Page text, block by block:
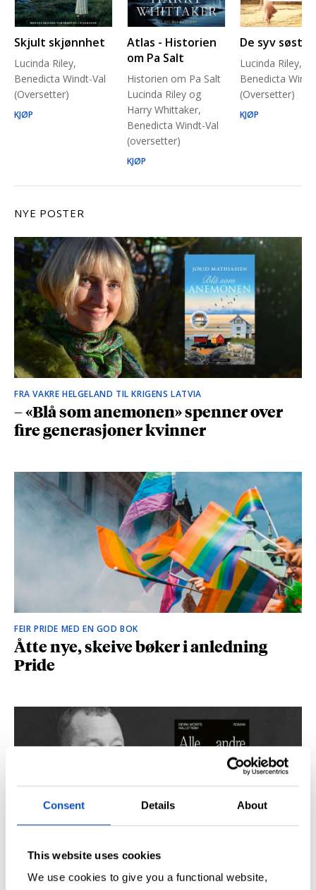
Consent Details About
This website uses cookies
We use cookies to give you a functional website,
Skjult skjønnhet
Lucinda Riley,
Benedicta Windt-Val
(Oversetter)
KJØP
Atlas - Historien
om Pa Salt
Historien om Pa Salt
Lucinda Riley og
Harry Whittaker,
Benedicta Windt-Val
(oversetter)
KJØP
De syv søstre
Lucinda Riley,
Benedicta
(Oversetter)
KJØP
NYE POSTER
FRA VAKRE HELGELAND TIL KRIGENS LATVIA
– «Blå som anemonen» spenner over
fire generasjoner kvinner
FEIR PRIDE MED EN GOD BOK
Åtte nye, skeive bøker i anledning
Pride
SÅ DU NRK-DOKUMENTAREN «AGENTEN»?
Didrik M. Hallstrøm: – Alt det med CIA